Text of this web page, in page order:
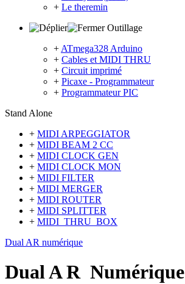
+ Le theremin
Outillage
+ ATmega328 Arduino
+ Cables et MIDI THRU
+ Circuit imprimé
+ Picaxe - Programmateur
+ Programmateur PIC
Stand Alone
+ MIDI ARPEGGIATOR
+ MIDI BEAM 2 CC
+ MIDI CLOCK GEN
+ MIDI CLOCK MON
+ MIDI FILTER
+ MIDI MERGER
+ MIDI ROUTER
+ MIDI SPLITTER
+ MIDI_THRU_BOX
Dual AR numérique
Dual A R Numérique